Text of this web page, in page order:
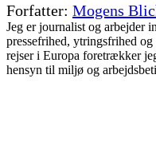
Mogens
Jeg er journalist og arbejder
pressefrihed, ytringsfrihed
rejser i Europa foretrækker
hensyn til miljø og